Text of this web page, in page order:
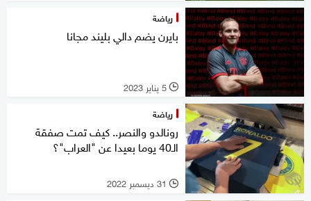
رياضة
بايرن يضم دالي بليند مجانا
l 5 يناير 2023
رياضة
رونالدو والنصر.. كيف تمت صفقة
الـ40 يوما بعيدا عن "العراب"؟
l 31 ديسمبر 2022